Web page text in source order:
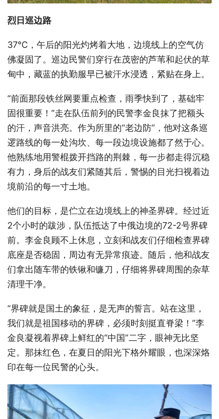
烈日巡边路
37℃，午后的阳光灼烤着大地，边境线上的空气仿
佛凝固了。巡边民警们穿行在茂密的芦苇和起伏的草
甸中，藏蓝的执勤服早已被汗水浸透，紧贴在身上。
“前面那段铁丝网要重点检查，雨季快到了，基础牢
固很重要！”走在队伍前列的民警李金良抹了把额头
的汗，声音洪亮。作为所里的“老边防”，他对这条巡
逻路线的每一处沟坎、每一段边境设施都了然于心。
他熟练地用警棍拨开挡路的荆棘，每一步都走得沉稳
有力，身后的战友们紧随其后，警惕的目光扫视着边
境前沿的每一寸土地。
他们的目标，是伫立在边境线上的神圣界碑。经过近
2个小时的跋涉，队伍抵达了中俄边境的72-2号界碑
前。李金良顾不上休息，立刻和战友们仔细检查界碑
底座是否稳固，周边有无异常痕迹。随后，他和战友
们拿出随车带的铁锹和镰刀，仔细将界碑周围的杂草
清理干净。
“界碑就是国土的象征，是无声的誓言。站在这里，
我们就是祖国移动的界碑，必须时刻挺直脊梁！”李
金良凝视着界碑上鲜红的“中国”二字，眼神无比坚
定。那抹红色，在夏日的阳光下格外耀眼，也深深烙
印在每一位民警的心头。